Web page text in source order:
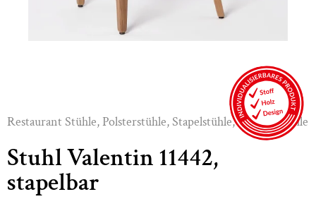
Restaurant Stühle,Polsterstühle,Stapelstühle,Gastro-Stühle
Stuhl Valentin 11442,
stapelbar